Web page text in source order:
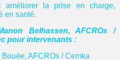
améliorer la prise en charge,
en santé.
Belhassen, AFCROs /
pour intervenants :
AFCROs / Cemka